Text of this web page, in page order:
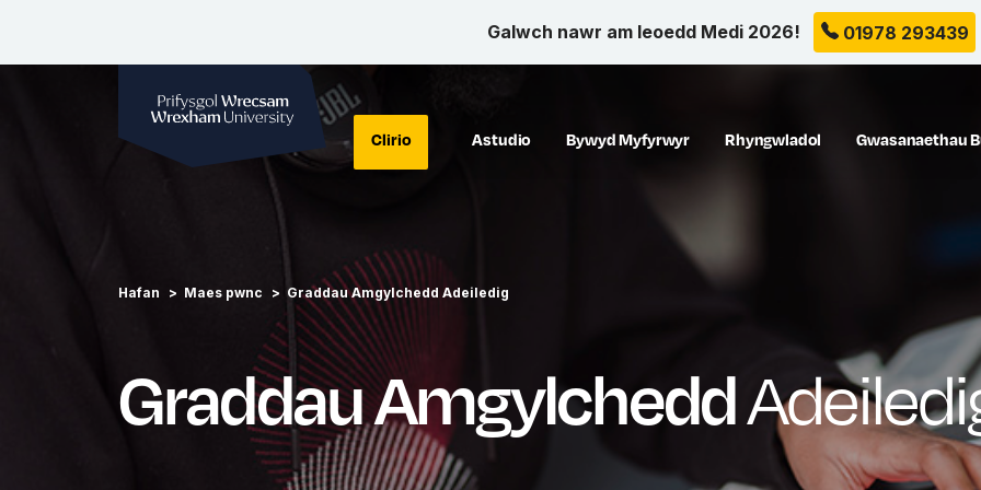
Galwch nawr am leoedd Medi 2026! 01978 293439
Clirio Astudio Bywyd Myfyrwyr Rhyngwladol Gwasanaethau
Hafan Maes pwnc Graddau Amgylchedd Adeiledig
Graddau Amgylchedd